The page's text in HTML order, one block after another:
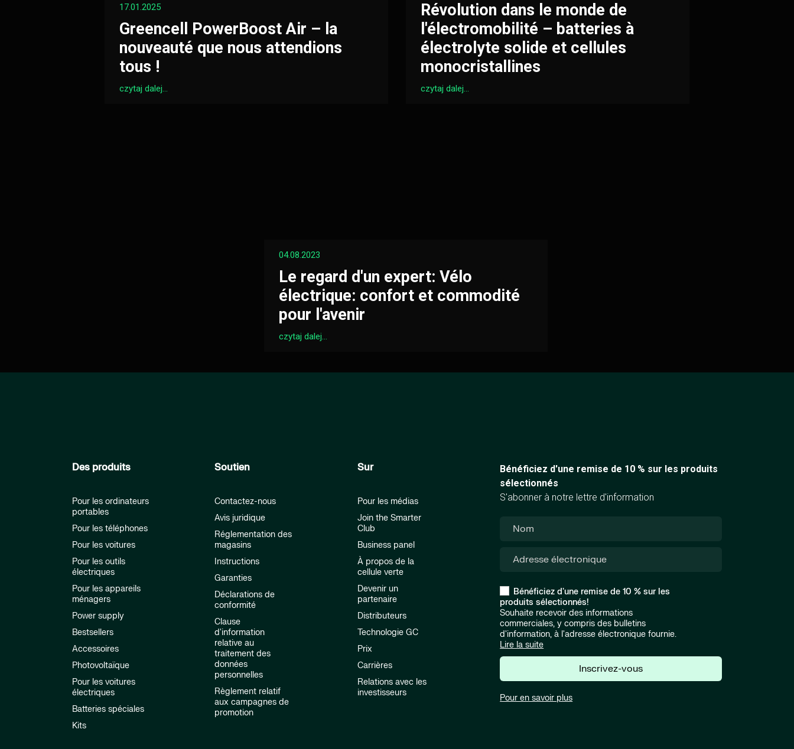
17.01.2025
Greencell PowerBoost Air – la
nouveauté que nous attendions
tous !
czytaj dalej...
Révolution dans le monde de
l'électromobilité – batteries à
électrolyte solide et cellules
monocristallines
czytaj dalej...
04.08.2023
Le regard d'un expert: Vélo
électrique: confort et commodité
pour l'avenir
czytaj dalej...
Des produits
Pour les ordinateurs
portables
Pour les téléphones
Pour les voitures
Pour les outils
électriques
Pour les appareils
ménagers
Power supply
Bestsellers
Accessoires
Photovoltaïque
Pour les voitures
électriques
Batteries spéciales
Kits
Soutien
Contactez-nous
Avis juridique
Réglementation des
magasins
Instructions
Garanties
Déclarations de
conformité
Clause
d'information
relative au
traitement des
données
personnelles
Règlement relatif
aux campagnes de
promotion
Sur
Pour les médias
Join the Smarter
Club
Business panel
À propos de la
cellule verte
Devenir un
partenaire
Distributeurs
Technologie GC
Prix
Carrières
Relations avec les
investisseurs
Bénéficiez d'une remise de 10 % sur les produits
sélectionnés
S'abonner à notre lettre d'information
Bénéficiez d'une remise de 10 % sur les
produits sélectionnés!
Souhaite recevoir des informations
commerciales, y compris des bulletins
d'information, à l'adresse électronique fournie.
Lire la suite
Inscrivez-vous
Pour en savoir plus